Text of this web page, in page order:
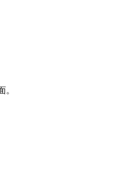
。